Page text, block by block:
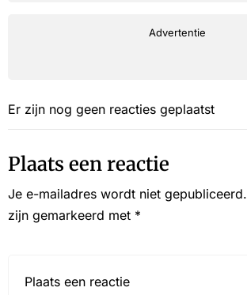
Advertentie
Er zijn nog geen reacties geplaatst
Plaats een reactie
Je e-mailadres wordt niet gepubliceerd.
zijn gemarkeerd met *